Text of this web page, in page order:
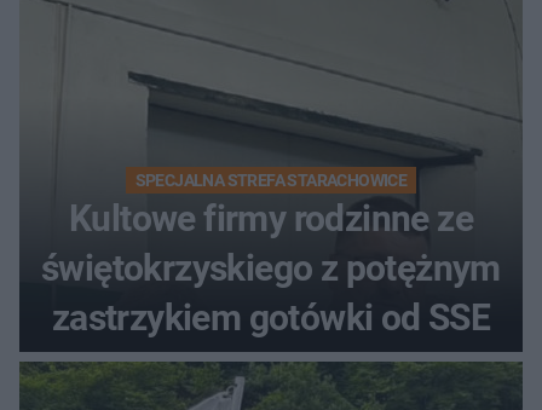
SPECJALNA STREFA STARACHOWICE
Kultowe firmy rodzinne ze
świętokrzyskiego z potężnym
zastrzykiem gotówki od SSE